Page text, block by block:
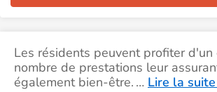
Les résidents peuvent profiter d'un
nombre de prestations leur
également bien-être. … Lire la suite